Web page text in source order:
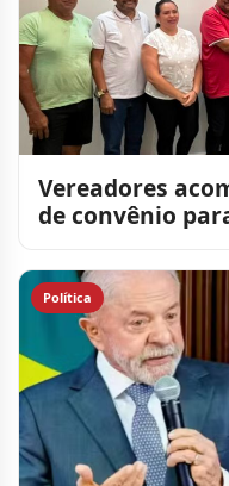
Vereadores
de convênio
Política